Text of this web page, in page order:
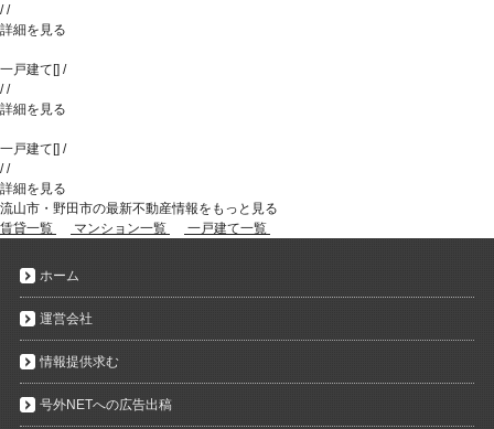
//
詳細を見る
一戸建て [] /
//
詳細を見る
一戸建て [] /
//
詳細を見る
流山市・野田市の最新不動産情報をもっと見る
賃貸一覧
マンション一覧 一戸建て一覧
ホーム
運営会社
情報提供求む
号外NETへの広告出稿